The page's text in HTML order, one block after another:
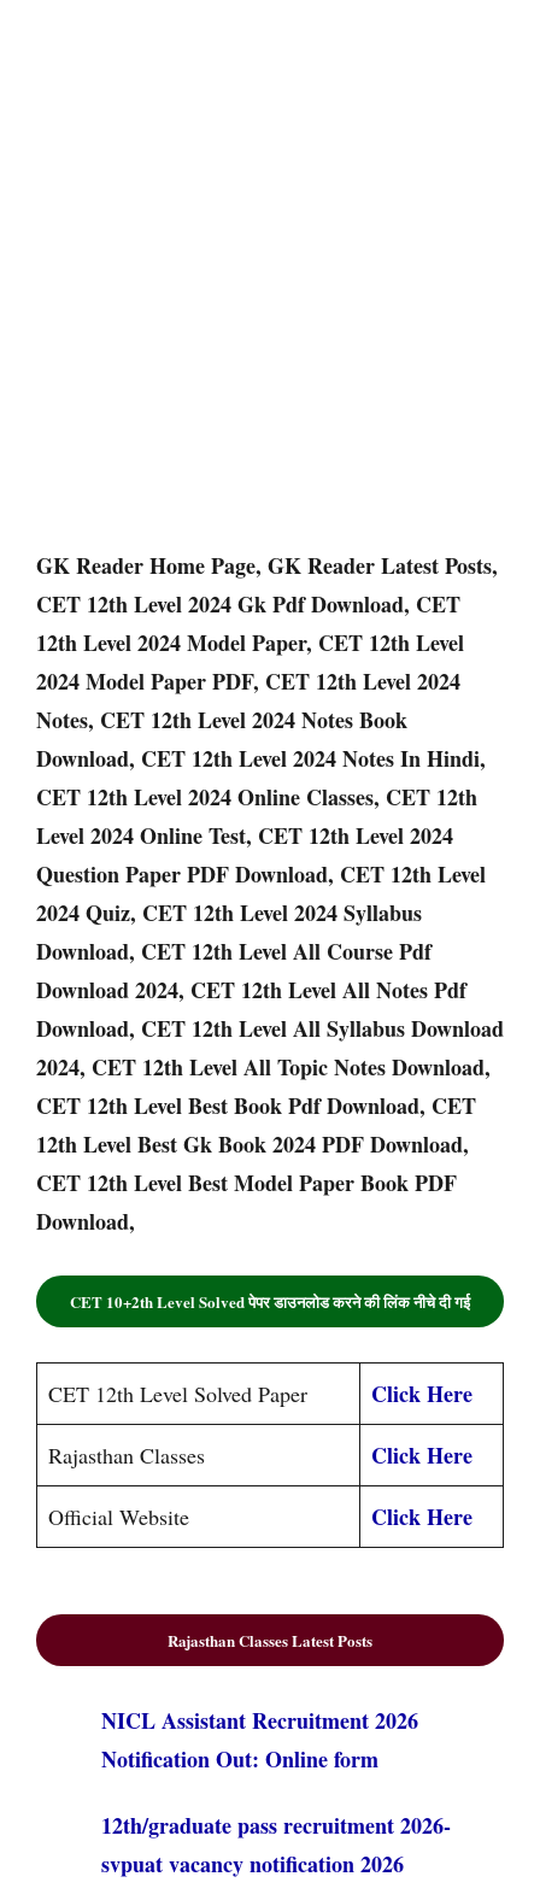
GK Reader Home Page, GK Reader Latest Posts,
CET 12th Level 2024 Gk Pdf Download, CET
12th Level 2024 Model Paper, CET 12th Level
2024 Model Paper PDF, CET 12th Level 2024
Notes, CET 12th Level 2024 Notes Book
Download, CET 12th Level 2024 Notes In Hindi,
CET 12th Level 2024 Online Classes, CET 12th
Level 2024 Online Test, CET 12th Level 2024
Question Paper PDF Download, CET 12th Level
2024 Quiz, CET 12th Level 2024 Syllabus
Download, CET 12th Level All Course Pdf
Download 2024, CET 12th Level All Notes Pdf
Download, CET 12th Level All Syllabus Download
2024, CET 12th Level All Topic Notes Download,
CET 12th Level Best Book Pdf Download, CET
12th Level Best Gk Book 2024 PDF Download,
CET 12th Level Best Model Paper Book PDF
Download,
CET 10+2th Level Solved पेपर डाउनलोड करने की लिंक नीचे दी गई
CET 12th Level Solved Paper Click Here
Rajasthan Classes Click Here
Official Website Click Here
Rajasthan Classes Latest Posts
NICL Assistant Recruitment 2026
Notification Out: Online form
12th/graduate pass recruitment 2026-
svpuat vacancy notification 2026